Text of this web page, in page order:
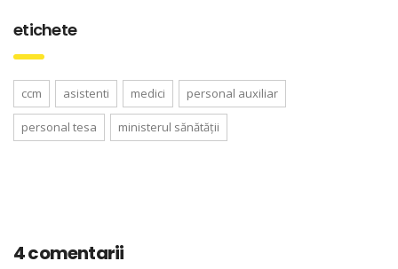
etichete
ccm asistenti medici personal auxiliar
personal tesa ministerul sănătății
4 comentarii